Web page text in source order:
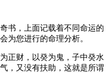
书，上面记载着不同命运的
为您进行的命理分析。
正财，以癸为鬼，子中癸水
，又没有扶助，这就是所谓